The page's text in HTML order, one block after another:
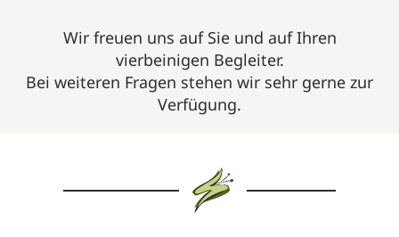
Wir freuen uns auf Sie und auf Ihren
vierbeinigen Begleiter.
Bei weiteren Fragen stehen wir sehr gerne zur
Verfügung.